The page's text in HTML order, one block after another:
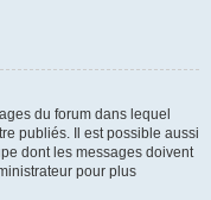
du forum dans lequel
publiés. Il est possible aussi
dont les messages doivent
pour plus